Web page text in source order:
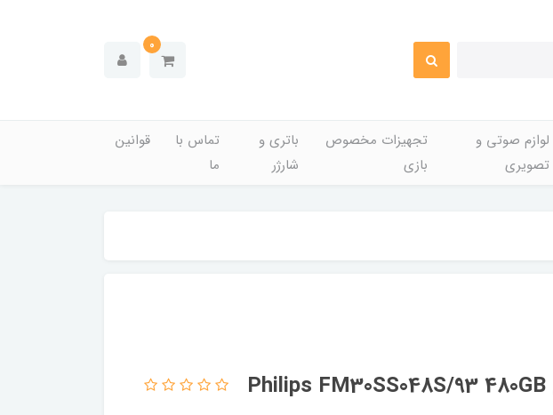
0
لوازم صوتی و
تصویری
تجهیزات مخصوص
بازی
باتری و
شارژر
تماس با
ما
قوانین